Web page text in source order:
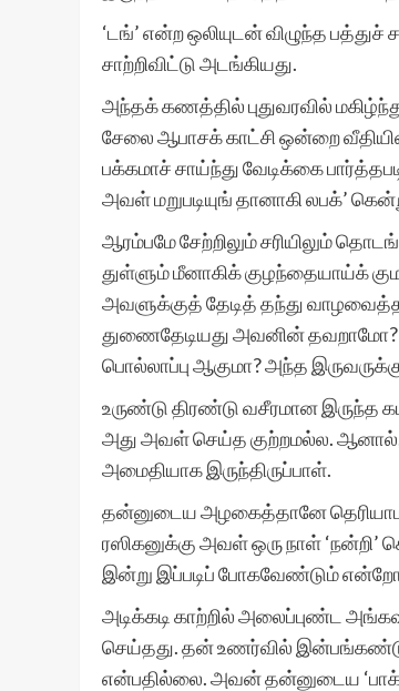
‘டங்’ என்ற ஒலியுடன் விழுந்த
சாற்றிவிட்டு அடங்கியது.
அந்தக் கணத்தில் புதுவரவில்
சேலை ஆபாசக் காட்சி ஒன்றை
பக்கமாச் சாய்ந்து வேடிக்கை
அவள் மறுபடியுங் தானாகி லபக்’
ஆரம்பமே சேற்றிலும் சரியிலும்
துள்ளும் மீனாகிக் குழந்தையாய்க்
அவளுக்குத் தேடித் தந்து
துணைதேடியது அவனின்
பொல்லாப்பு ஆகுமா? அந்த
உருண்டு திரண்டு வசீரமான
அது அவள் செய்த குற்றமல்ல. ஆனால்,
அமைதியாக இருந்திருப்பாள்.
தன்னுடைய அழகைத்தானே
ரஸிகனுக்கு அவள் ஒரு நாள்
இன்று இப்படிப் போகவேண்டும்
அடிக்கடி காற்றில் அலைப்புண்ட
செய்தது. தன் உணர்வில்
என்பதில்லை. அவன் தன்னுடைய